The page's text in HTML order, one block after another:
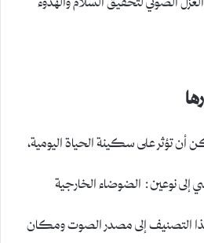
أن تؤثر على سكينة الحياة اليومية،
نوعين: الضوضاء الخارجية
التصنيف إلى مصدر الصوت ومكان